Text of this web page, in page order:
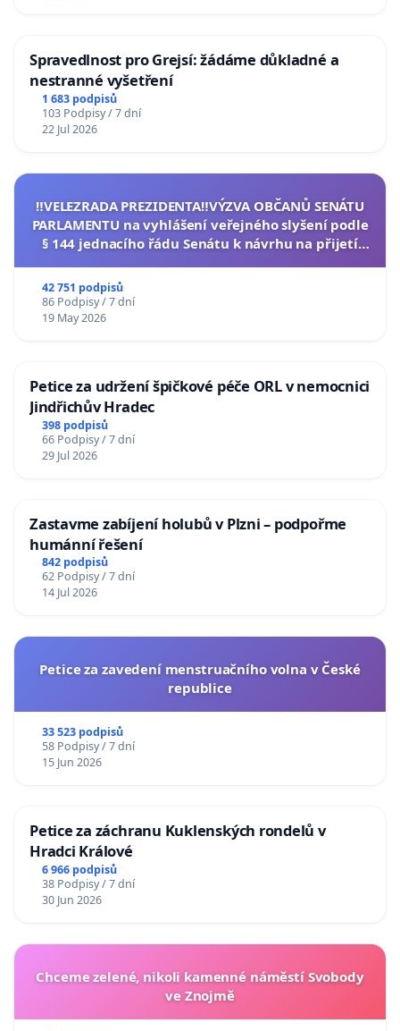
Spravedlnost pro Grejsí: žádáme důkladné a
nestranné vyšetření
1 683 podpisů
103 Podpisy / 7 dní
22 Jul 2026
‼️VELEZRADA PREZIDENTA‼️VÝZVA OBČANŮ SENÁTU
PARLAMENTU na vyhlášení veřejného slyšení podle
§ 144 jednacího řádu Senátu k návrhu na přijetí
42 751 podpisů
86 Podpisy / 7 dní
19 May 2026
Petice za udržení špičkové péče ORL v nemocnici
Jindřichův Hradec
398 podpisů
66 Podpisy / 7 dní
29 Jul 2026
Zastavme zabíjení holubů v Plzni – podpořme
humánní řešení
842 podpisů
62 Podpisy / 7 dní
14 Jul 2026
Petice za zavedení menstruačního volna v České
republice
33 523 podpisů
58 Podpisy / 7 dní
15 Jun 2026
Petice za záchranu Kuklenských rondelů v
Hradci Králové
6 966 podpisů
38 Podpisy / 7 dní
30 Jun 2026
Chceme zelené, nikoli kamenné náměstí Svobody
ve Znojmě